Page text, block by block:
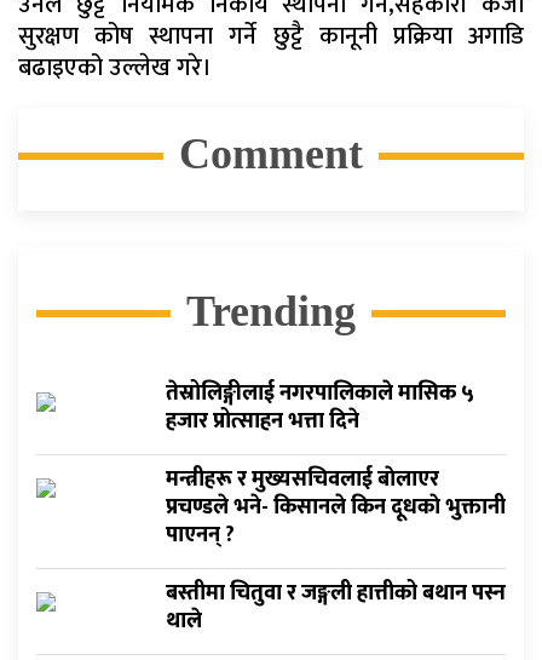
सुरक्षण कोष स्थापना गर्ने छुट्टै कानूनी प्रक्रिया अगाडि
बढाइएको उल्लेख गरे।
Comment
Trending
तेस्रोलिङ्गीलाई नगरपालिकाले मासिक ५
हजार प्रोत्साहन भत्ता दिने
मन्त्रीहरू र मुख्यसचिवलाई बाेलाएर
प्रचण्डले भने- किसानले किन दूधकाे भुक्तानी
पाएनन् ?
बस्तीमा चितुवा र जङ्गली हात्तीको बथान पस्न
थाले